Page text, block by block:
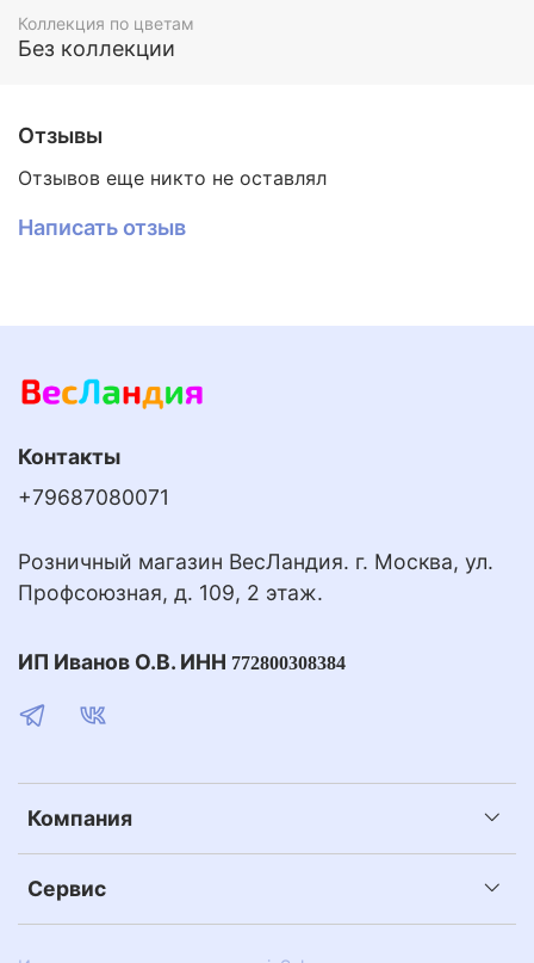
Коллекция по цветам
Без коллекции
Отзывы
Отзывов еще никто не оставлял
Написать отзыв
Компания
Сервис
Контакты
+79687080071
Розничный магазин ВесЛандия. г. Москва, ул.
Профсоюзная, д. 109, 2 этаж.
ИП Иванов О.В. ИНН 772800308384